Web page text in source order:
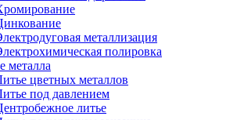
металлизация
полировка
металла
цветных металлов
под давлением
литье